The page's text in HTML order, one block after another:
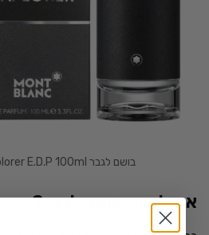
בושם לגבר Montblanc Explorer E.D.P 100ml
איך לבחור בושם לגבר?